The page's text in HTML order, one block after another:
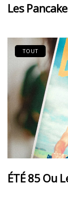
Les
TOUT
ÉTÉ 85 Ou